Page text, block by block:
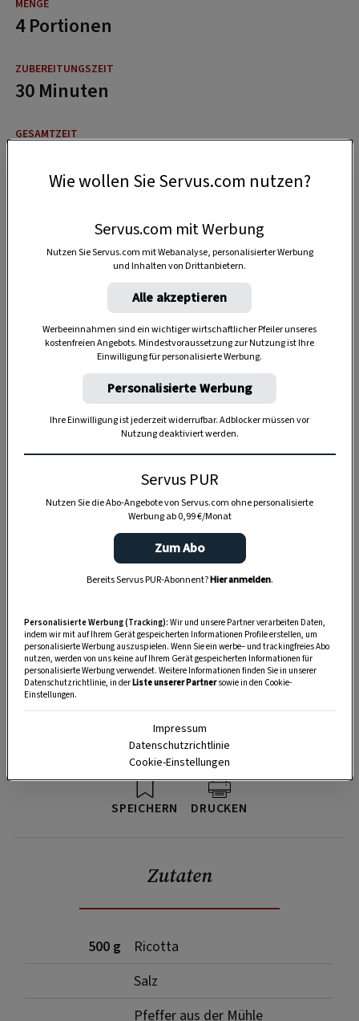
4 Portionen
30 Minuten
Anzeige
SPEICHERN DRUCKEN
Zutaten
500 g
Ricotta
Salz
Pfeffer aus der Mühle
Wie wollen Sie Servus.com nutzen?
Servus.com mit Werbung
Nutzen Sie Servus.com mit Webanalyse, personalisierter Werbung
und Inhalten von Drittanbietern.
Alle akzeptieren
Werbeeinnahmen sind ein wichtiger wirtschaftlicher Pfeiler unseres
kostenfreien Angebots. Mindestvoraussetzung zur Nutzung ist Ihre
Einwilligung für personalisierte Werbung.
Personalisierte Werbung
Ihre Einwilligung ist jederzeit widerrufbar. Adblocker müssen vor
Nutzung deaktiviert werden.
Servus PUR
Nutzen Sie die Abo-Angebote von Servus.com ohne personalisierte
Werbung ab 0,99 €/Monat
Zum Abo
Bereits Servus PUR-Abonnent?Hier anmelden.
Personalisierte Werbung (Tracking): Wir und unsere Partner verarbeiten Daten,
indem wir mit auf Ihrem Gerät gespeicherten Informationen Profile erstellen, um
personalisierte Werbung auszuspielen. Wenn Sie ein werbe– und trackingfreies Abo
nutzen, werden von uns keine auf Ihrem Gerät gespeicherten Informationen für
personalisierte Werbung verwendet. Weitere Informationen finden Sie in unserer
Datenschutzrichtlinie, in derListe unserer Partnersowie in den Cookie-
Einstellungen.
Impressum
Datenschutzrichtlinie
Cookie-Einstellungen